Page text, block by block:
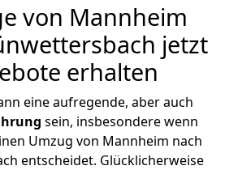
von Mannheim
jetzt
erhalten
eine aufregende, aber auch
sein, insbesondere wenn
Umzug von Mannheim nach
entscheidet. Glücklicherweise